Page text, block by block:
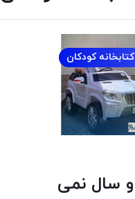
کتابخانه کودکان
سال نمی